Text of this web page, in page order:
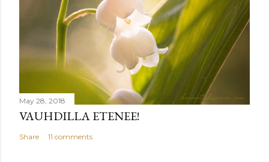
May 28, 2018
VAUHDILLA ETENEE!
Share 11 comments